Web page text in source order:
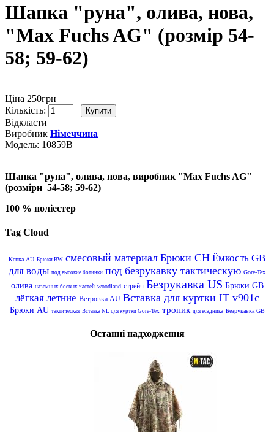
Шапка "руна", олива, нова,
"Max Fuchs AG" (розмір 54-
58; 59-62)
Ціна 250грн
Кількість:
Відкласти
Виробник Німеччина
Модель: 10859В
Шапка "руна", олива, нова, виробник "Max Fuchs AG"
(розміри 54-58; 59-62)
100 % поліестер
Tag Cloud
Кепка AU Брюки BW смесовый материал Брюки CH Ёмкость GB
для воды под высокие ботинки под безрукавку тактическую Gore-Tex
олива наземных боевых частей woodland стрейч Безрукавка US Брюки GB
лёгкая летние Ветровка AU Вставка для куртки IT v901c
Брюки AU тактическая Вставка NL для куртки Gore-Tex тропик для всадника Безрукавка GB
Останні надходження